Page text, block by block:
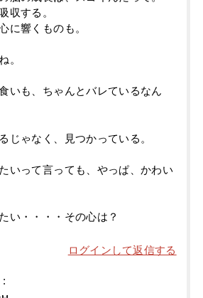
収する。
に響くものも。
。
いも、ちゃんとバレているなん
じゃなく、見つかっている。
いって言っても、やっぱ、かわい
い・・・・その心は？
ログインして返信する
: